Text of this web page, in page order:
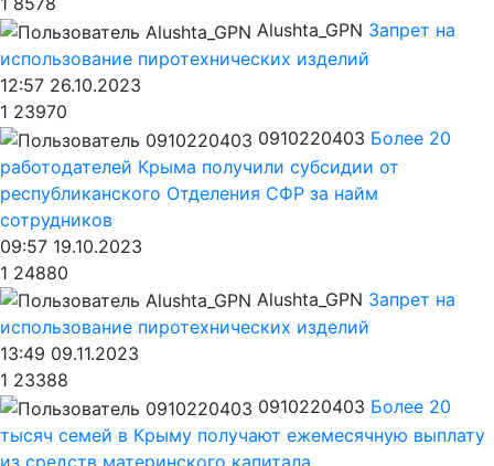
Alushta_GPN Запрет на
использование пиротехнических изделий
12:57 26.10.2023
1 23970
0910220403 Более 20
работодателей Крыма получили субсидии от
республиканского Отделения СФР за найм
сотрудников
09:57 19.10.2023
1 24880
Alushta_GPN Запрет на
использование пиротехнических изделий
13:49 09.11.2023
1 23388
0910220403 Более 20
тысяч семей в Крыму получают ежемесячную выплату